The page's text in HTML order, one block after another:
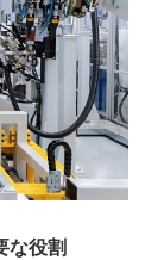
な役割